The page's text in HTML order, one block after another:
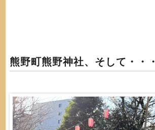
熊野町熊野神社、そして・・・